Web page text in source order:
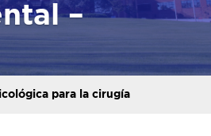
–
para la cirugía